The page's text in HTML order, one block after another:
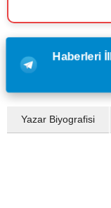
Haberleri
Yazar Biyografisi